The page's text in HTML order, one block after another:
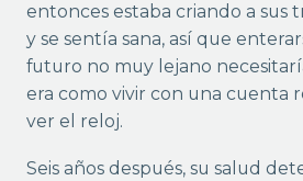
entonces estaba criando a sus
y se sentía sana, así que
futuro no muy lejano
era como vivir con una cuenta
ver el reloj.
Seis años después, su salud